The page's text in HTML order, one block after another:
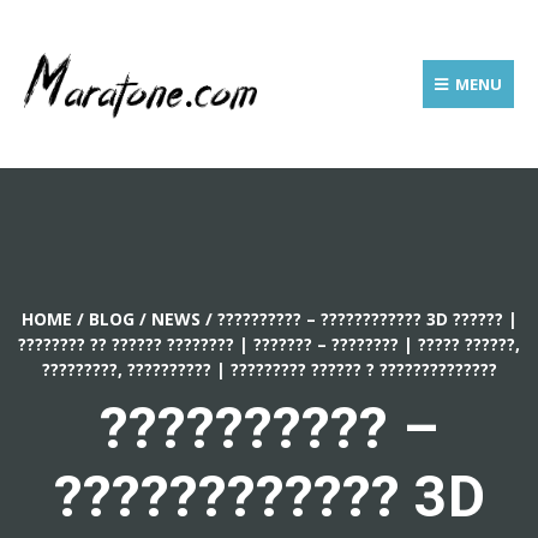
MENU
HOME / BLOG / NEWS / ?????????? – ???????????? 3D ?????? |
???????? ?? ?????? ???????? | ??????? – ???????? | ????? ??????,
?????????, ?????????? | ????????? ?????? ? ??????????????
?????????? –
???????????? 3D